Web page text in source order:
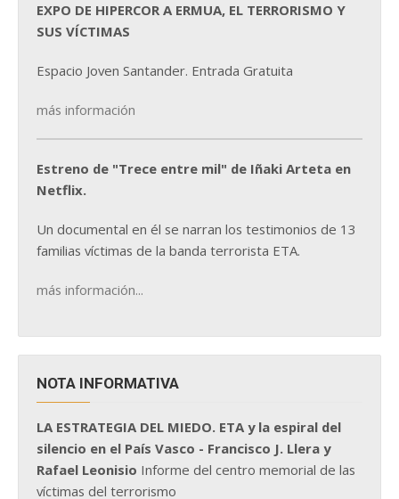
EXPO DE HIPERCOR A ERMUA, EL TERRORISMO Y
SUS VÍCTIMAS
Espacio Joven Santander. Entrada Gratuita
más información
Estreno de "Trece entre mil" de Iñaki Arteta en
Netflix.
Un documental en él se narran los testimonios de 13
familias víctimas de la banda terrorista ETA.
más información...
NOTA INFORMATIVA
LA ESTRATEGIA DEL MIEDO. ETA y la espiral del
silencio en el País Vasco - Francisco J. Llera y
Rafael Leonisio Informe del centro memorial de las
víctimas del terrorismo